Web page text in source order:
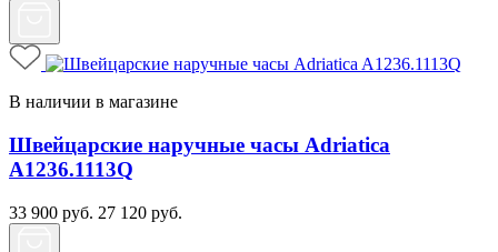
В наличии в магазине
Швейцарские наручные часы Adriatica
A1236.1113Q
33 900 руб. 27 120 руб.